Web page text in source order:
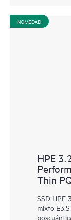
NOVEDAD
HPE
Thin
SSD HPE
mixto